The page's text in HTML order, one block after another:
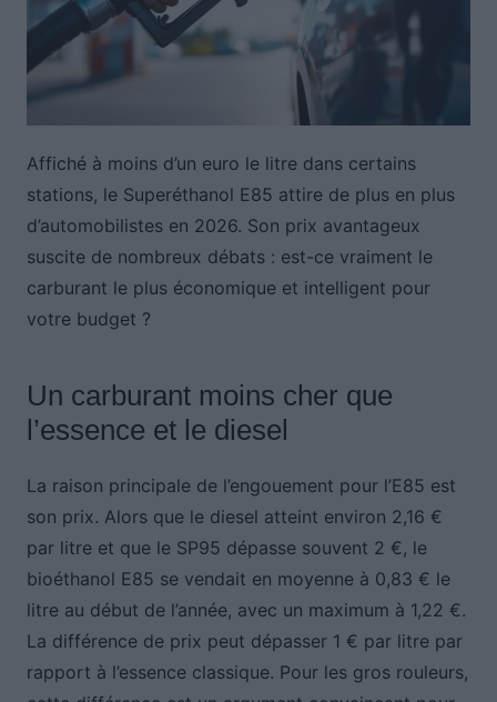
Affiché à moins d’un euro le litre dans certains
stations, le Superéthanol E85 attire de plus en plus
d’automobilistes en 2026. Son prix avantageux
suscite de nombreux débats : est-ce vraiment le
carburant le plus économique et intelligent pour
votre budget ?
Un carburant moins cher que
l’essence et le diesel
La raison principale de l’engouement pour l’E85 est
son prix. Alors que le diesel atteint environ 2,16 €
par litre et que le SP95 dépasse souvent 2 €, le
bioéthanol E85 se vendait en moyenne à 0,83 € le
litre au début de l’année, avec un maximum à 1,22 €.
La différence de prix peut dépasser 1 € par litre par
rapport à l’essence classique. Pour les gros rouleurs,